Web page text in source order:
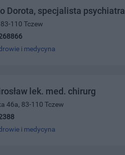
Dorota, specjalista psychiatra
110 Tczew
i medycyna
lek. med. chirurg
46a, 83-110 Tczew
i medycyna